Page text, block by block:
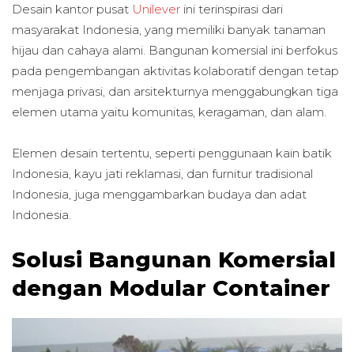
Desain kantor pusat Unilever ini terinspirasi dari
masyarakat Indonesia, yang memiliki banyak tanaman
hijau dan cahaya alami. Bangunan komersial ini berfokus
pada pengembangan aktivitas kolaboratif dengan tetap
menjaga privasi, dan arsitekturnya menggabungkan tiga
elemen utama yaitu komunitas, keragaman, dan alam.
Elemen desain tertentu, seperti penggunaan kain batik
Indonesia, kayu jati reklamasi, dan furnitur tradisional
Indonesia, juga menggambarkan budaya dan adat
Indonesia.
Solusi Bangunan Komersial
dengan Modular Container